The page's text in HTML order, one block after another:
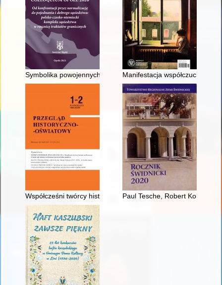
Symbolika powojennych uregulowań granicy polsko-
Manifestacja współczucia
Współcześni twórcy historii wychowania : z badań nad
Paul Tesche, Robert Kollibay i